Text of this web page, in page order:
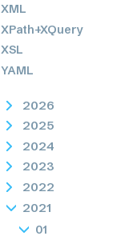
XML
XPath+XQuery
XSL
YAML
2026
2025
2024
2023
2022
2021
01